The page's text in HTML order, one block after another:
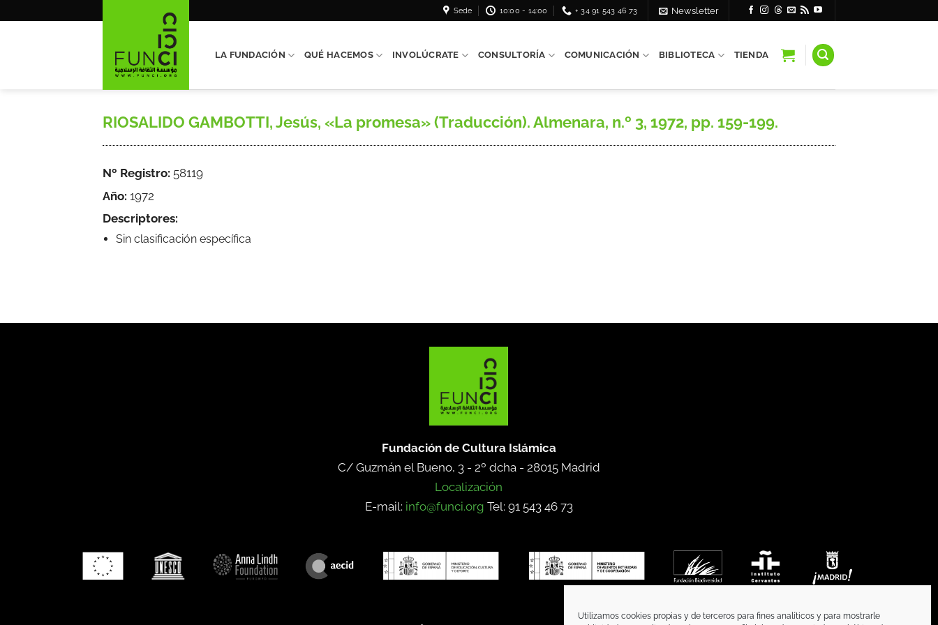
Utilizamos cookies propias y de terceros para fines analíticos y para mostrarle
Sede 10:00 - 14:00 + 34 91 543 46 73 Newsletter
LA FUNDACIÓN QUÉ HACEMOS INVOLÚCRATE CONSULTORÍA COMUNICACIÓN BIBLIOTECA TIENDA
RIOSALIDO GAMBOTTI, Jesús, «La promesa» (Traducción). Almenara, n.º 3, 1972, pp. 159-199.
Nº Registro: 58119
Año: 1972
Descriptores:
Sin clasificación específica
Fundación de Cultura Islámica
C/ Guzmán el Bueno, 3 - 2º dcha - 28015 Madrid
Localización
E-mail: info@funci.org Tel: 91 543 46 73